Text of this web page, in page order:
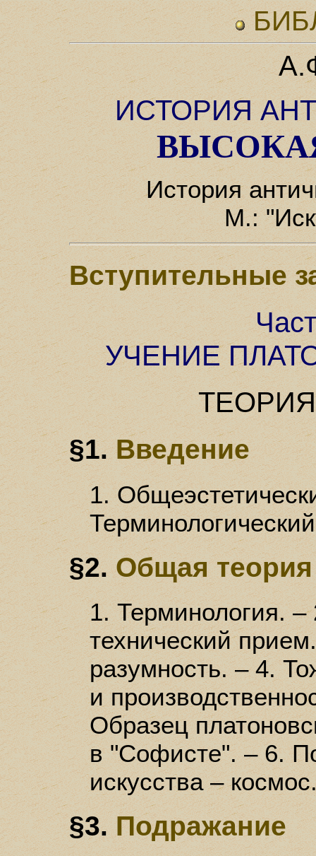
ИСТОРИЯ
История
М.:
Вступительные
УЧЕНИЕ
§1.Введение
1.
§2. Общая теория
1. Терминология.
технический
разумность. – 4.
и
Образец
в "Софисте". – 6.
искусства –
§3. Подражание